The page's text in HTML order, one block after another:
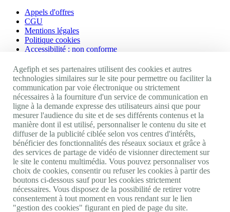
Appels d'offres
CGU
Mentions légales
Politique cookies
Accessibilité : non conforme
Nos autres sites
Site portail Agefiph
Activateur de progrès
Handinnov
Innovation et recherche
Université du RRH
Service AppuiPro
Nous suivre
Youtube
Linkedin
Facebook
Twitter
Agefiph et ses partenaires utilisent des cookies et autres
technologies similaires sur le site pour permettre ou faciliter la
communication par voie électronique ou strictement
nécessaires à la fourniture d'un service de communication en
ligne à la demande expresse des utilisateurs ainsi que pour
mesurer l'audience du site et de ses différents contenus et la
manière dont il est utilisé, personnaliser le contenu du site et
diffuser de la publicité ciblée selon vos centres d'intérêts,
bénéficier des fonctionnalités des réseaux sociaux et grâce à
des services de partage de vidéo de visionner directement sur
le site le contenu multimédia. Vous pouvez personnaliser vos
choix de cookies, consentir ou refuser les cookies à partir des
boutons ci-dessous sauf pour les cookies strictement
nécessaires. Vous disposez de la possibilité de retirer votre
consentement à tout moment en vous rendant sur le lien
"gestion des cookies" figurant en pied de page du site.